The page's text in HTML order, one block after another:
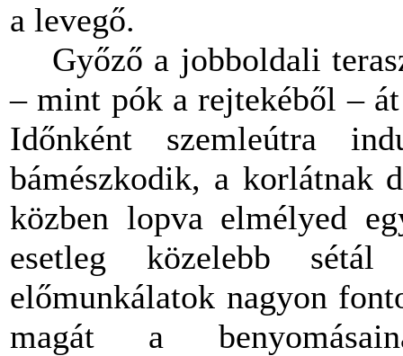
a levegő.
Győző a jobboldali
– mint pók a rejtekéből –
Időnként szemleútra
bámészkodik, a korlátnak
közben lopva elmélyed
esetleg közelebb
előmunkálatok nagyon
magát a